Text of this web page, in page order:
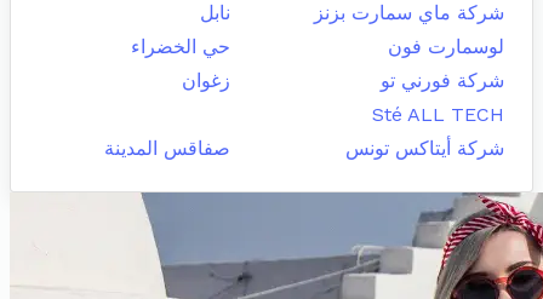
شركة ماي سمارت بزنز
نابل
لوسمارت فون
حي الخضراء
شركة فورني تو
زغوان
Sté ALL TECH
شركة أيتاكس تونس
صفاقس المدينة